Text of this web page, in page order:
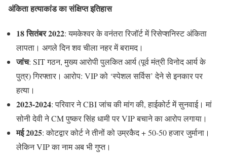
अंकिता हत्याकांड का संक्षिप्त इतिहास
18 सितंबर 2022: यमकेश्वर के वनंतरा रिजॉर्ट में रिसेप्शनिस्ट अंकिता
लापता। अगले दिन शव चीला नहर में बरामद।
जांच: SIT गठन, मुख्य आरोपी पुलकित आर्य (पूर्व मंत्री विनोद आर्य के
पुत्र) गिरफ्तार। आरोप: VIP को ‘स्पेशल सर्विस’ देने से इनकार पर
हत्या।
2023-2024: परिवार ने CBI जांच की मांग की, हाईकोर्ट में सुनवाई। मां
सोनी देवी ने CM पुष्कर सिंह धामी पर VIP बचाने का आरोप लगाया।
मई 2025: कोटद्वार कोर्ट ने तीनों को उम्रकैद + 50-50 हजार जुर्माना।
लेकिन VIP का नाम अब भी गुप्त।